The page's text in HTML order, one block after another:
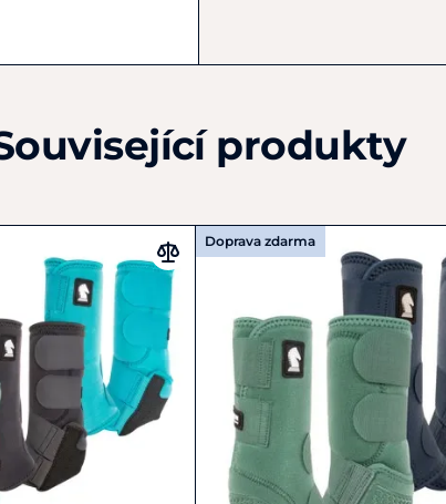
produkty
Doprava zdarma